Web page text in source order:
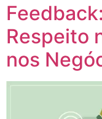
Respeito
nos